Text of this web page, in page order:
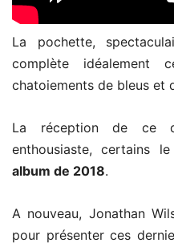
La pochette,
complète
chatoiements de bleus et
La réception de ce
enthousiaste, certains
album de 2018.
A nouveau, Jonathan
pour présenter ces